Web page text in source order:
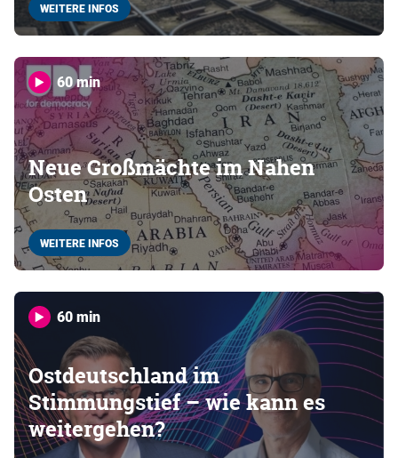
WEITERE INFOS
60 min
Neue Großmächte im Nahen
Osten
WEITERE INFOS
60 min
Ostdeutschland im
Stimmungstief – wie kann es
weitergehen?